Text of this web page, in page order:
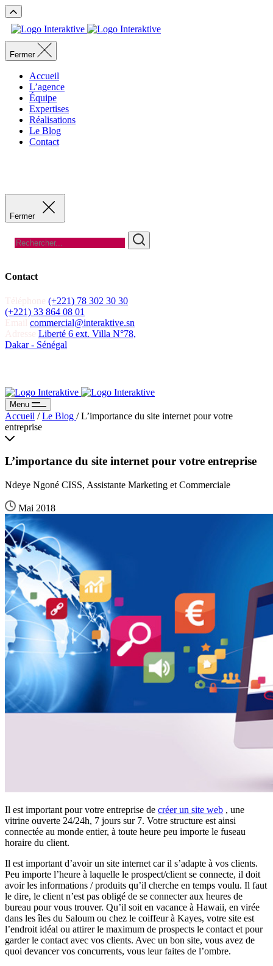
Fermer
Accueil
L’agence
Équipe
Expertises
Réalisations
Le Blog
Contact
Fermer
Contact
(+221) 78 302 30 30
(+221) 33 864 08 01
commercial@interaktive.sn
Liberté 6 ext. Villa N°78,
Dakar - Sénégal
Menu
Accueil / Le Blog / L’importance du site internet pour votre
entreprise
L’importance du site internet pour votre entreprise
Ndeye Ngoné CISS, Assistante Marketing et Commerciale
Mai 2018
Il est important pour votre entreprise de créer un site web , une
vitrine ouverte 24/24h, 7 jours sur 7. Votre structure est ainsi
connectée au monde entier, à toute heure peu importe le fuseau
horaire du client.
Il est important d’avoir un site internet car il s’adapte à vos clients.
Peu importe l’heure à laquelle le prospect/client se connecte, il doit
avoir les informations / produits qu’il cherche en temps voulu. Il faut
le dire, le client n’est pas obligé de se connecter aux heures de
bureau pour vous trouver. Qu’il soit en vacance à Hawaii, en virée
dans les îles du Saloum ou chez le coiffeur à Kayes, votre site est
l’endroit idéal ou attirer le maximum de prospects le contact et pour
garder le contact avec vos clients. Avec un bon site, vous avez de
quoi devancer vos concurrents, vous leur faites de l’ombre.